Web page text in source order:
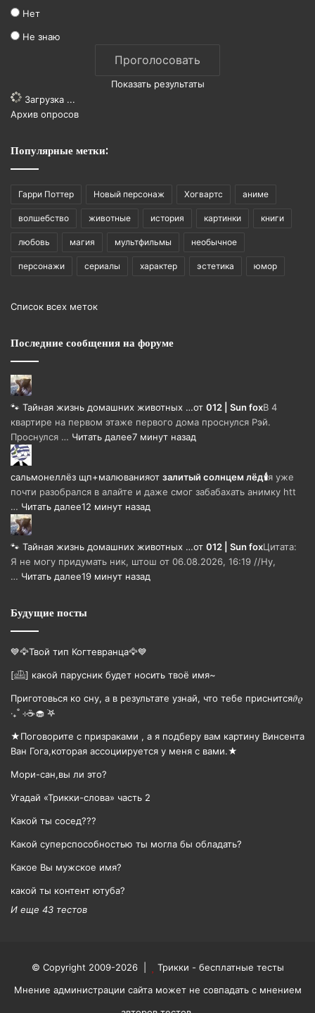
Нет
Не знаю
Показать результаты
Загрузка ...
Архив опросов
Популярные метки:
Гарри Поттер Новый персонаж Хогвартс аниме
волшебство животные история картинки книги
любовь магия мультфильмы необычное
персонажи сериалы характер эстетика юмор
Список всех меток
Последние сообщения на форуме
🐾 Тайная жизнь домашних животных …от 012 | Sun foxВ 4
квартире на первом этаже первого дома проснулся Рэй.
Проснулся … Читать далее7 минут назад
сальмонеллёз щп+малюванияот залитый солнцем лёд🕯я уже
почти разобрался в алайте и даже смог забабахать анимку htt
… Читать далее12 минут назад
🐾 Тайная жизнь домашних животных …от 012 | Sun foxЦитата:
Я не могу придумать ник, штош от 06.08.2026, 16:19 //Ну,
… Читать далее19 минут назад
Будущие посты
💙🦅Твой тип Когтевранца🦅💙
[𓊝] какой парусник будет носить твоë имя~
Приготовься ко сну, а в результате узнай, что тебе приснится𝜗𝜚
‧₊˚ ⊹☕️🧁 ࣪𖤐
★Поговорите с призраками , а я подберу вам картину Винсента
Ван Гога,которая ассоциируется у меня с вами.★
Мори-сан,вы ли это?
Угадай «Трикки-слова» часть 2
Какой ты сосед???
Какой суперспособностью ты могла бы обладать?
Какое Вы мужское имя?
какой ты контент ютуба?
И еще 43 тестов
© Copyright 2009-2026 |
Трикки - бесплатные тесты
Мнение администрации сайта может не совпадать с мнением